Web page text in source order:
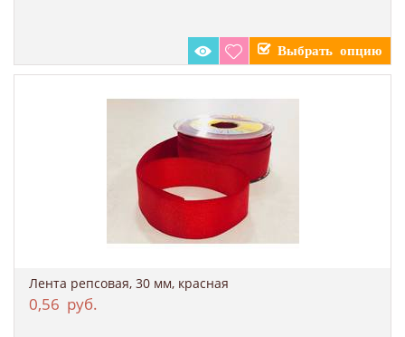
Лента репсовая, 30 мм, красная
0,56 руб.